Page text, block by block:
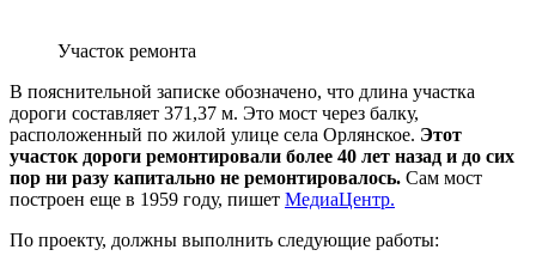
Участок ремонта
В пояснительной записке обозначено, что длина участка
дороги составляет 371,37 м. Это мост через балку,
расположенный по жилой улице села Орлянское. Этот
участок дороги ремонтировали более 40 лет назад и до сих
пор ни разу капитально не ремонтировалось. Сам мост
построен еще в 1959 году, пишет МедиаЦентр.
По проекту, должны выполнить следующие работы: